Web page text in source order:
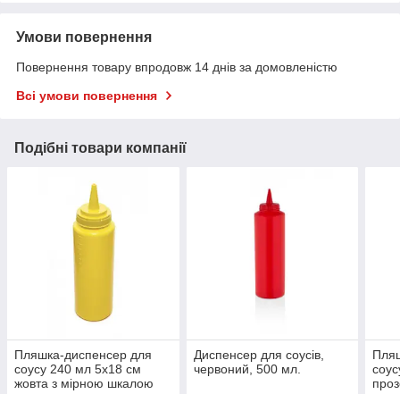
Умови повернення
Повернення товару впродовж 14 днів за домовленістю
Всі умови повернення
Подібні товари компанії
Пляшка-диспенсер для
соусу 240 мл 5х18 см
жовта з мірною шкалою
Диспенсер для соусів,
червоний, 500 мл.